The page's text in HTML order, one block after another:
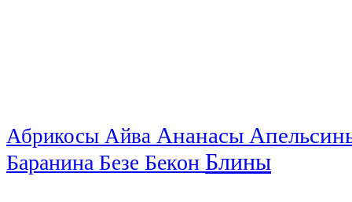
Абрикосы Айва Ананасы
Баранина Безе Бекон Блины